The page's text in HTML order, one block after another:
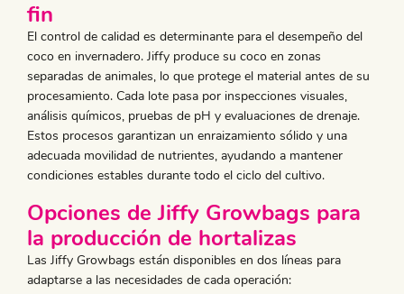
fin
El control de calidad es determinante para el desempeño del
coco en invernadero. Jiffy produce su coco en zonas
separadas de animales, lo que protege el material antes de su
procesamiento. Cada lote pasa por inspecciones visuales,
análisis químicos, pruebas de pH y evaluaciones de drenaje.
Estos procesos garantizan un enraizamiento sólido y una
adecuada movilidad de nutrientes, ayudando a mantener
condiciones estables durante todo el ciclo del cultivo.
Opciones de Jiffy Growbags para
la producción de hortalizas
Las Jiffy Growbags están disponibles en dos líneas para
adaptarse a las necesidades de cada operación: